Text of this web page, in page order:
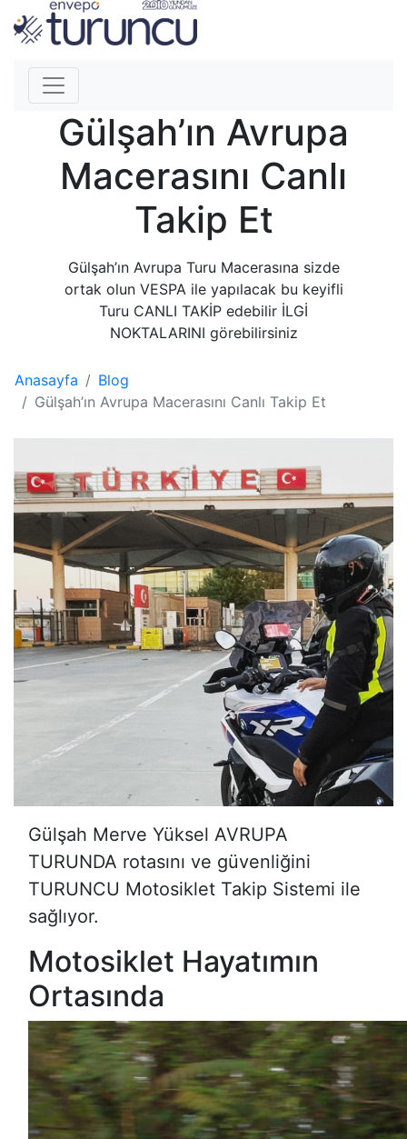
Gülşah’ın Avrupa
Macerasını Canlı
Takip Et
Gülşah’ın Avrupa Turu Macerasına sizde
ortak olun VESPA ile yapılacak bu keyifli
Turu CANLI TAKİP edebilir İLGİ
NOKTALARINI görebilirsiniz
Anasayfa
Blog
Gülşah’ın Avrupa Macerasını Canlı Takip Et
Gülşah Merve Yüksel AVRUPA
TURUNDA rotasını ve güvenliğini
TURUNCU Motosiklet Takip Sistemi ile
sağlıyor.
Motosiklet Hayatımın
Ortasında